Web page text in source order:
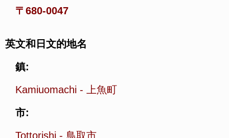
〒680-0047
英文和日文的地名
鎮:
Kamiuomachi - 上魚町
市:
Tottorishi - 鳥取市